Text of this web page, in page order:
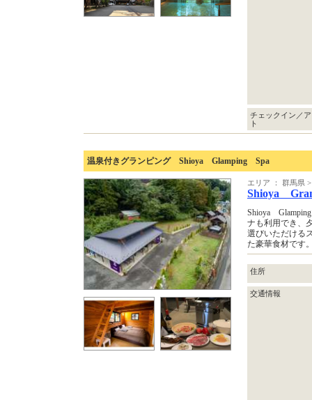
チェックイン／
ト
温泉付きグランピング Shioya Glamping Spa
エリア ： 群馬県
Shioya
Shioya
ナも利用でき、
選びいただける
た豪華食材です
住所
交通情報